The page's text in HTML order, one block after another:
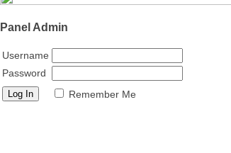
Panel Admin
Username
Password
Remember Me